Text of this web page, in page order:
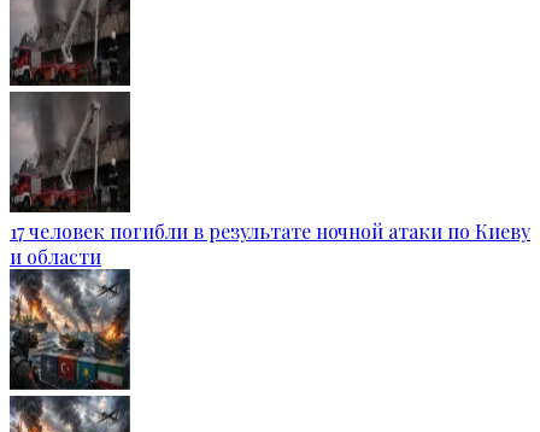
17 человек погибли в результате ночной атаки по Киеву
и области